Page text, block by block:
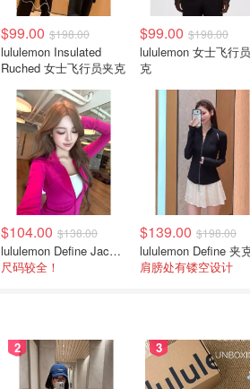
$99.00 $198.00
lululemon Insulated
Ruched 女士飞行员夹克
$99.00 $198.00
lululemon 女士飞行
克
$104.00 $138.00
lululemon Define Jacket Nulu 女士运动夹克
尺码较全！
$139.00 $198.00
肩膀处有镂空设计
2 3